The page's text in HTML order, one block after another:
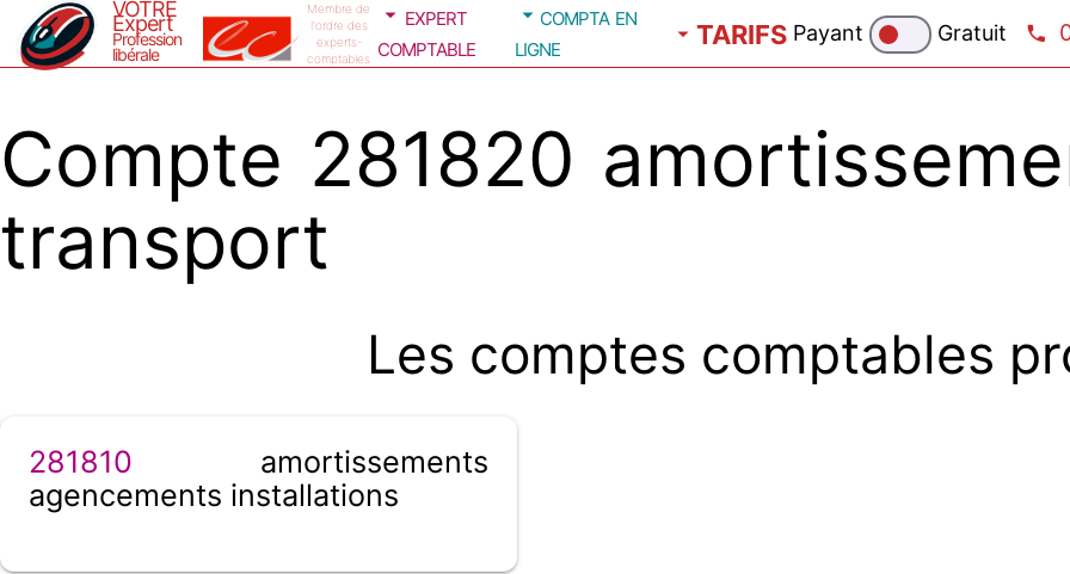
VOTRE
Expert
Profession
libérale
Membre de
l'ordre des
experts-
comptables
expert
comptable
compta en
ligne
TARIFS Payant Gratuit
Compte 281820
transport
Les comptes comptables
281810 amortissements
agencements installations